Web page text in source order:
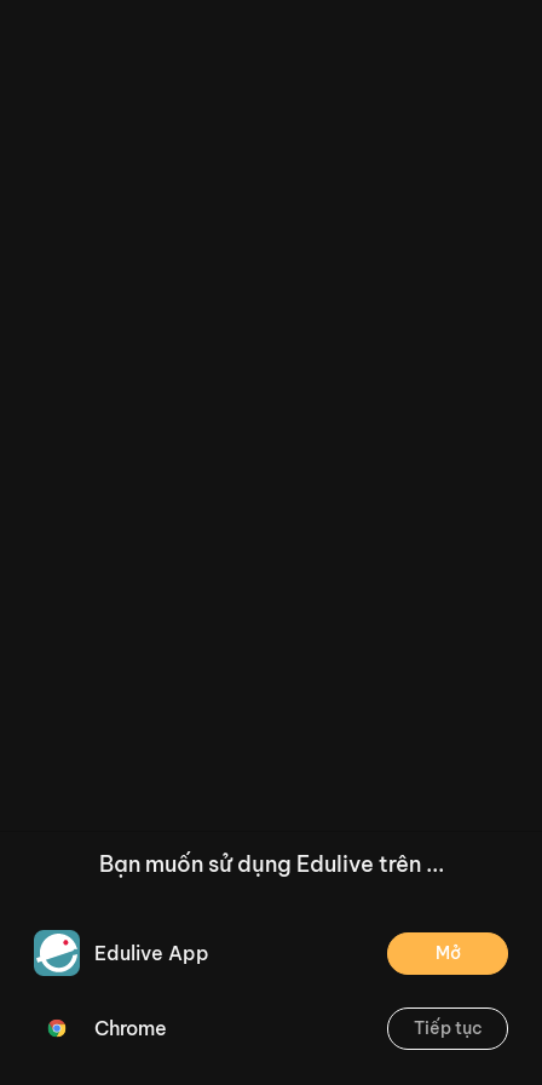
/--
Thoát
Bạn muốn sử dụng Edulive trên ...
Edulive App Mở
Chrome Tiếp tục